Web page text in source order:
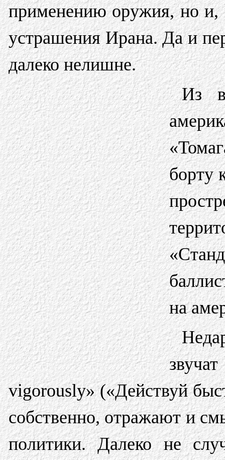
применению оружия, но и,
устрашения Ирана. Да и
далеко нелишне.
Из
борту
на
vigorously» («Действуй
собственно, отражают и
политики. Далеко не